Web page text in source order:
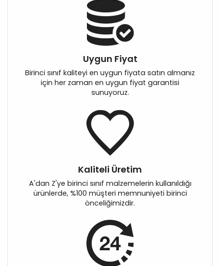
Uygun Fiyat
Birinci sınıf kaliteyi en uygun fiyata satın almanız
için her zaman en uygun fiyat garantisi
sunuyoruz.
Kaliteli Üretim
A'dan Z'ye birinci sınıf malzemelerin kullanıldığı
ürünlerde, %100 müşteri memnuniyeti birinci
önceliğimizdir.